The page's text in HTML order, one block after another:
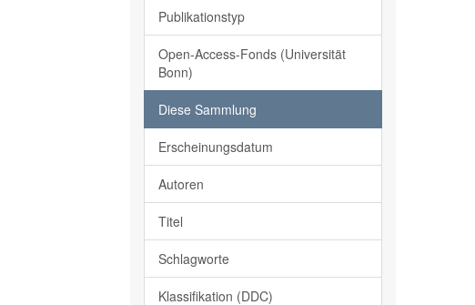
Publikationstyp
Open-Access-Fonds (Universität
Bonn)
Diese Sammlung
Erscheinungsdatum
Autoren
Titel
Schlagworte
Klassifikation (DDC)